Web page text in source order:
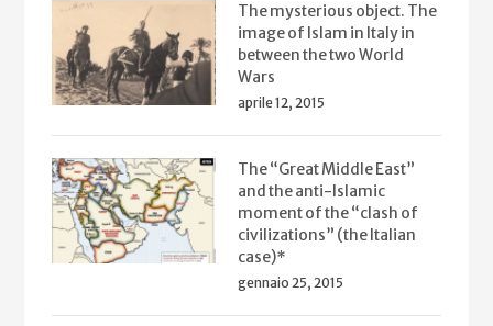
The mysterious object. The
image of Islam in Italy in
between the two World
Wars
aprile 12, 2015
The “Great Middle East”
and the anti-Islamic
moment of the “clash of
civilizations” (the Italian
case)*
gennaio 25, 2015